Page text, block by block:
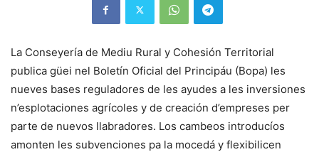
La Conseyería de Mediu Rural y Cohesión Territorial
publica güei nel Boletín Oficial del Principáu (Bopa) les
nueves bases reguladores de les ayudes a les inversiones
n’esplotaciones agrícoles y de creación d’empreses per
parte de nuevos llabradores. Los cambeos introducíos
amonten les subvenciones pa la mocedá y flexibilicen